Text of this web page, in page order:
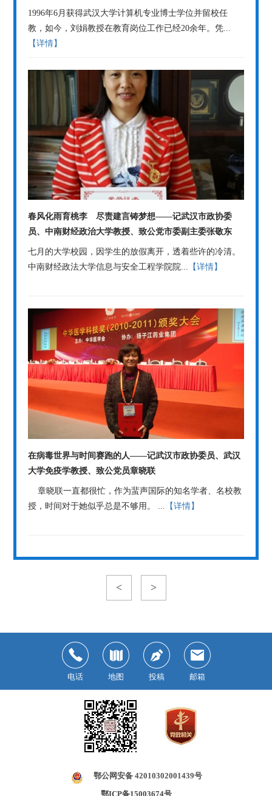
1996年6月获得武汉大学计算机专业博士学位并留校任
教，如今，刘娟教授在教育岗位工作已经20余年。凭...
【详情】
春风化雨育桃李 尽责建言铸梦想――记武汉市政协委
员、中南财经政治大学教授、致公党市委副主委张敬东
七月的大学校园，因学生的放假离开，透着些许的冷清。
中南财经政法大学信息与安全工程学院院... 【详情】
在病毒世界与时间赛跑的人――记武汉市政协委员、武汉
大学免疫学教授、致公党员章晓联
章晓联一直都很忙，作为蜚声国际的知名学者、名校教
授，时间对于她似乎总是不够用。 ...
【详情】
< >
电话 地图 投稿 邮箱
鄂公网安备 42010302001439号
鄂ICP备15003674号